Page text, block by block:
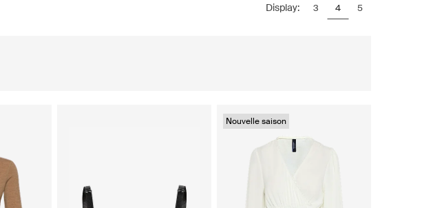
Display: 3 4 5
Nouvelle saison